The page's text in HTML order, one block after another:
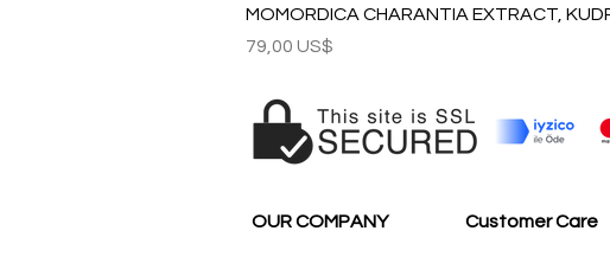
MOMORDICA CHARANTIA EXTRACT,
Precio
79,00 US$
OUR COMPANY Customer Care